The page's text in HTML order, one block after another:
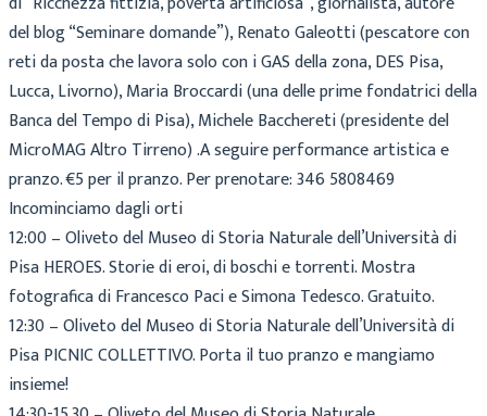
del blog “Seminare domande”), Renato Galeotti (pescatore con
reti da posta che lavora solo con i GAS della zona, DES Pisa,
Lucca, Livorno), Maria Broccardi (una delle prime fondatrici della
Banca del Tempo di Pisa), Michele Bacchereti (presidente del
MicroMAG Altro Tirreno) .A seguire performance artistica e
pranzo. €5 per il pranzo. Per prenotare: 346 5808469
Incominciamo dagli orti
12:00 – Oliveto del Museo di Storia Naturale dell’Università di
Pisa HEROES. Storie di eroi, di boschi e torrenti. Mostra
fotografica di Francesco Paci e Simona Tedesco. Gratuito.
12:30 – Oliveto del Museo di Storia Naturale dell’Università di
Pisa PICNIC COLLETTIVO. Porta il tuo pranzo e mangiamo
insieme!